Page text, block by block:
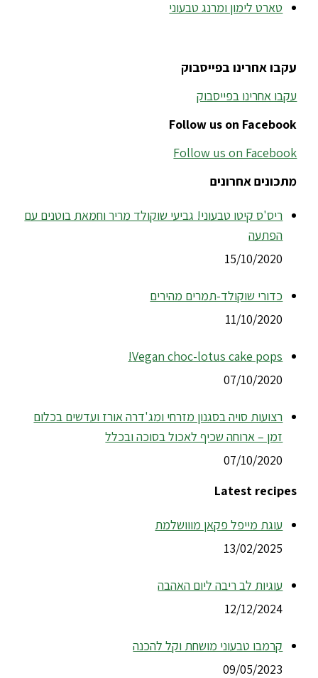
טארט לימון ומרנג טבעוני
עקבו אחרינו בפייסבוק
עקבו אחרינו בפייסבוק
Follow us on Facebook
Follow us on Facebook
מתכונים אחרונים
ריס'ס קיטו טבעוני! גביעי שוקולד מריר וחמאת בוטנים עם
הפתעה
15/10/2020
כדורי שוקולד-תמרים מהירים
11/10/2020
Vegan choc-lotus cake pops!
07/10/2020
רצועות סויה בסגנון מזרחי ומג'דרה אורז ועדשים בכלום
זמן – ארוחה שכיף לאכול בסוכה ובכלל
07/10/2020
Latest recipes
עוגת מייפל פקאן מווושלמת
13/02/2025
עוגיות לב ריבה ליום האהבה
12/12/2024
קרמבו טבעוני מושחת וקל להכנה
09/05/2023